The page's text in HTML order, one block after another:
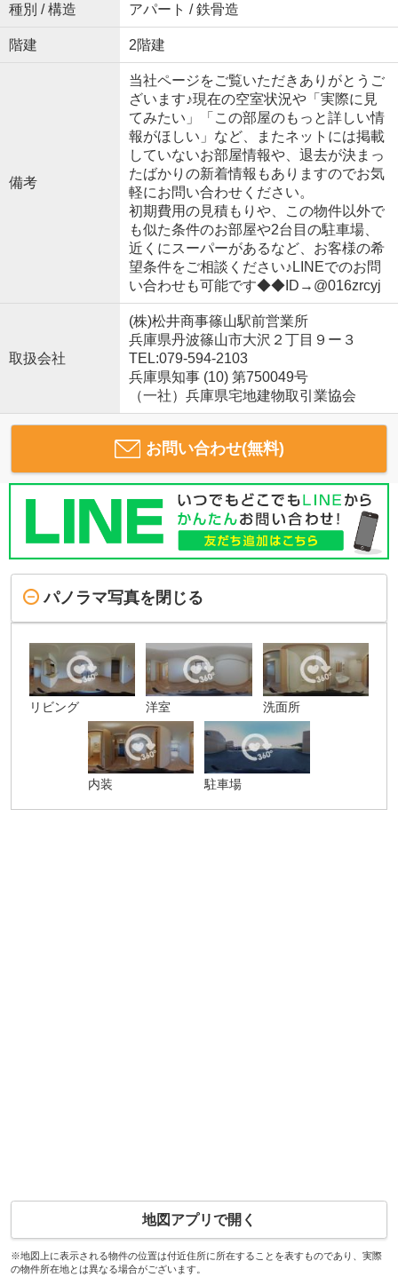
種別 / 構造 アパート / 鉄骨造
階建 2階建
備考
当社ページをご覧いただきありがとうご
ざいます♪現在の空室状況や「実際に見
てみたい」「この部屋のもっと詳しい情
報がほしい」など、またネットには掲載
していないお部屋情報や、退去が決まっ
たばかりの新着情報もありますのでお気
軽にお問い合わせください。
初期費用の見積もりや、この物件以外で
も似た条件のお部屋や2台目の駐車場、
近くにスーパーがあるなど、お客様の希
望条件をご相談ください♪LINEでのお問
い合わせも可能です◆◆ID→@016zrcyj
取扱会社
(株)松井商事篠山駅前営業所
兵庫県丹波篠山市大沢２丁目９ー３
TEL:079-594-2103
兵庫県知事 (10) 第750049号
（一社）兵庫県宅地建物取引業協会
お問い合わせ(無料)
パノラマ写真を閉じる
リビング 洋室 洗面所
内装 駐車場
地図アプリで開く
※地図上に表示される物件の位置は付近住所に所在することを表すものであり、実際
の物件所在地とは異なる場合がございます。